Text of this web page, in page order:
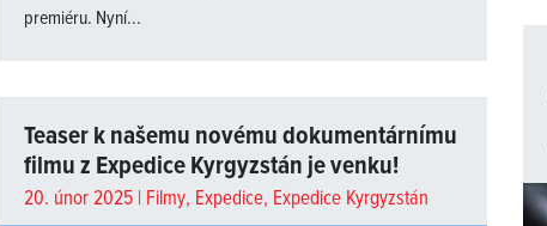
premiéru. Nyní...
Teaser k našemu novému dokumentárnímu
filmu z Expedice Kyrgyzstán je venku!
20. únor 2025 | Filmy, Expedice, Expedice Kyrgyzstán